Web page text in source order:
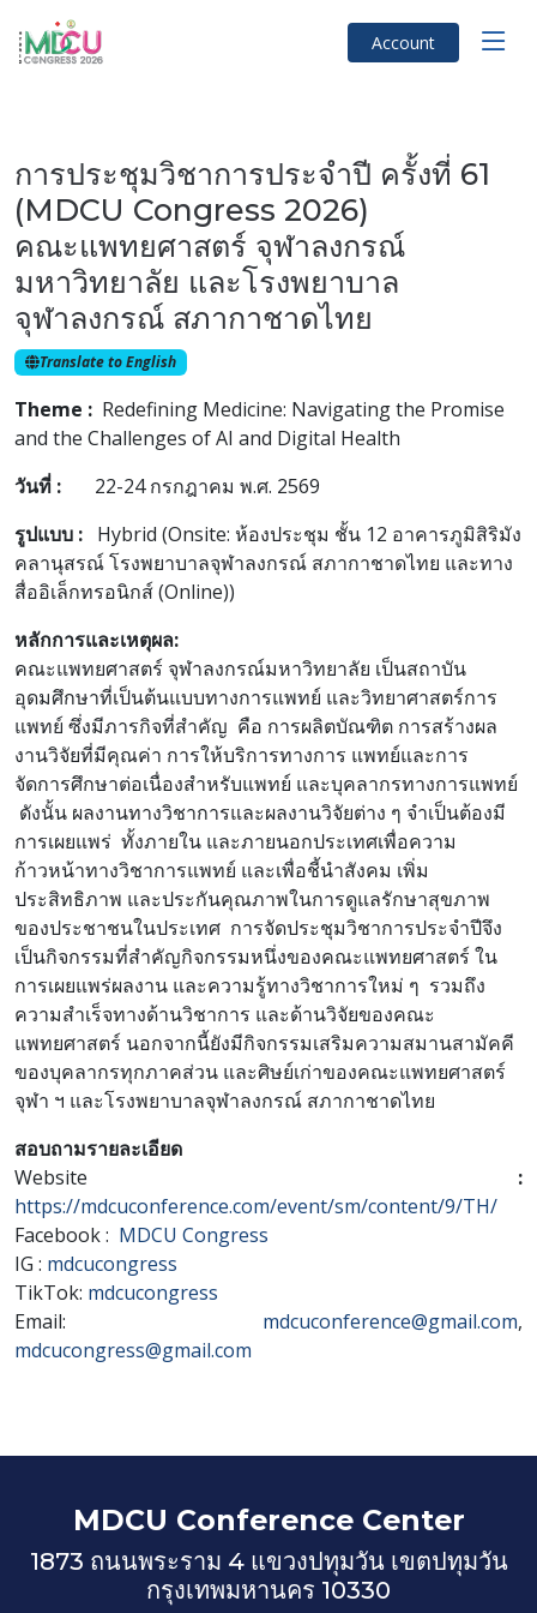
Account
การประชุมวิชาการประจำปี ครั้งที่ 61
(MDCU Congress 2026)
คณะแพทยศาสตร์ จุฬาลงกรณ์
มหาวิทยาลัย และโรงพยาบาล
จุฬาลงกรณ์ สภากาชาดไทย
Translate to English
Theme : Redefining Medicine: Navigating the Promise
and the Challenges of AI and Digital Health
วันที่ : 22-24 กรกฎาคม พ.ศ. 2569
รูปแบบ : Hybrid (Onsite: ห้องประชุม ชั้น 12 อาคารภูมิสิริมัง
คลานุสรณ์ โรงพยาบาลจุฬาลงกรณ์ สภากาชาดไทย และทาง
สื่ออิเล็กทรอนิกส์ (Online))
หลักการและเหตุผล:
คณะแพทยศาสตร์ จุฬาลงกรณ์มหาวิทยาลัย เป็นสถาบัน
อุดมศึกษาที่เป็นต้นแบบทางการแพทย์ และวิทยาศาสตร์การ
แพทย์ ซึ่งมีภารกิจที่สำคัญ คือ การผลิตบัณฑิต การสร้างผล
งานวิจัยที่มีคุณค่า การให้บริการทางการ แพทย์และการ
จัดการศึกษาต่อเนื่องสำหรับแพทย์ และบุคลากรทางการแพทย์
ดังนั้น ผลงานทางวิชาการและผลงานวิจัยต่าง ๆ จำเป็นต้องมี
การเผยแพร่ ทั้งภายใน และภายนอกประเทศเพื่อความ
ก้าวหน้าทางวิชาการแพทย์ และเพื่อชี้นำสังคม เพิ่ม
ประสิทธิภาพ และประกันคุณภาพในการดูแลรักษาสุขภาพ
ของประชาชนในประเทศ การจัดประชุมวิชาการประจำปีจึง
เป็นกิจกรรมที่สำคัญกิจกรรมหนึ่งของคณะแพทยศาสตร์ ใน
การเผยแพร่ผลงาน และความรู้ทางวิชาการใหม่ ๆ รวมถึง
ความสำเร็จทางด้านวิชาการ และด้านวิจัยของคณะ
แพทยศาสตร์ นอกจากนี้ยังมีกิจกรรมเสริมความสมานสามัคคี
ของบุคลากรทุกภาคส่วน และศิษย์เก่าของคณะแพทยศาสตร์
จุฬา ฯ และโรงพยาบาลจุฬาลงกรณ์ สภากาชาดไทย
สอบถามรายละเอียด
Website :
https://mdcuconference.com/event/sm/content/9/TH/
Facebook : MDCU Congress
IG : mdcucongress
TikTok: mdcucongress
Email: mdcuconference@gmail.com,
mdcucongress@gmail.com
MDCU Conference Center
1873 ถนนพระราม 4 แขวงปทุมวัน เขตปทุมวัน
กรุงเทพมหานคร 10330